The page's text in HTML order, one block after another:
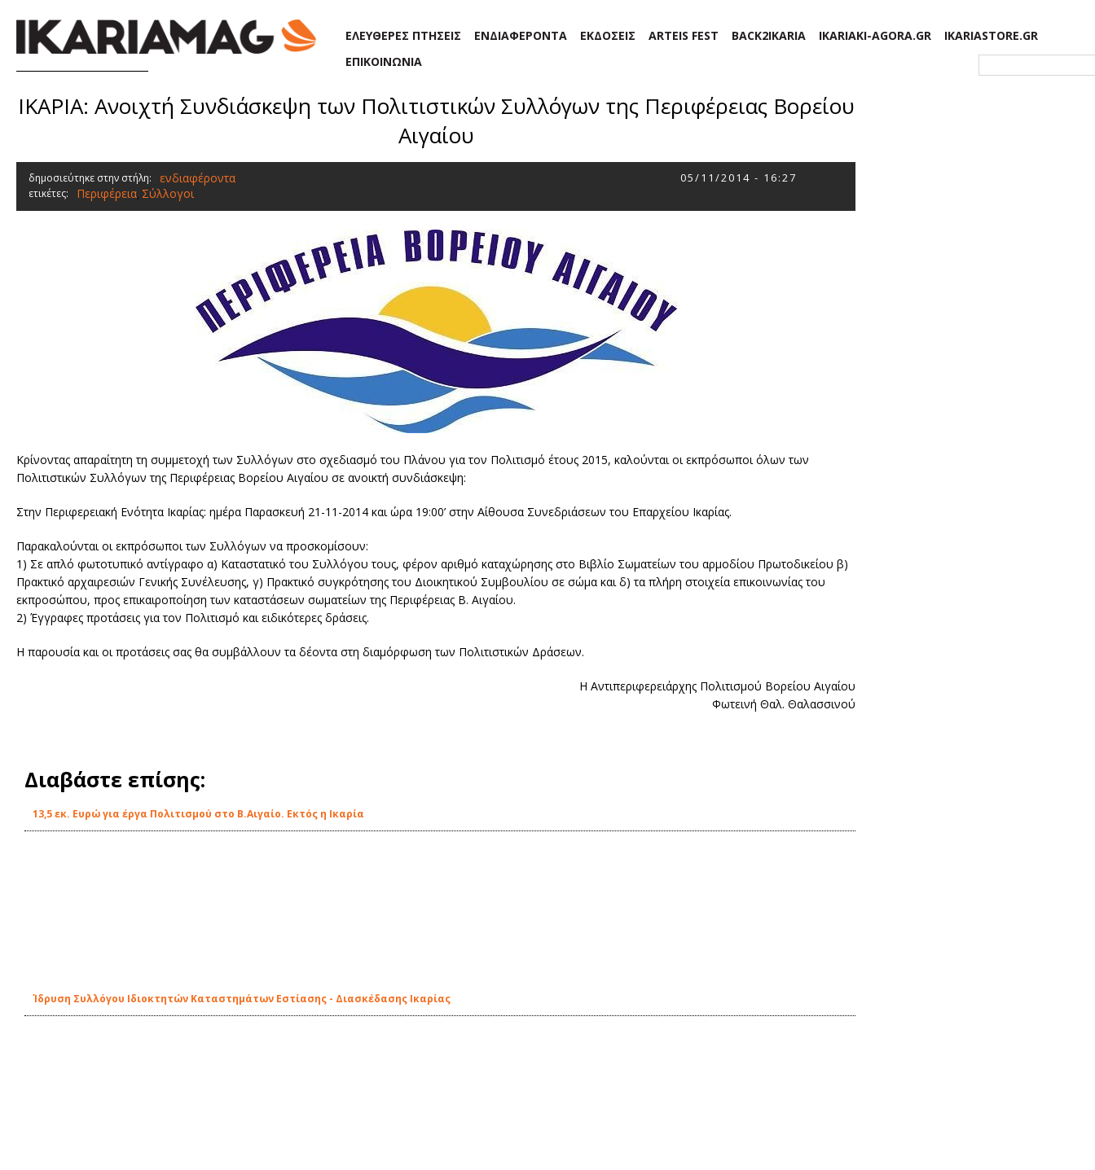
ΕΛΕΥΘΕΡΕΣ ΠΤΗΣΕΙΣ ΕΝΔΙΑΦΕΡΟΝΤΑ ΕΚΔΟΣΕΙΣ ARTEIS FEST BACK2IKARIA IKARIAKI-AGORA.GR
IKARIASTORE.GR
ΕΠΙΚΟΙΝΩΝΙΑ
ΙΚΑΡΙΑ: Ανοιχτή Συνδιάσκεψη των Πολιτιστικών Συλλόγων της Περιφέρειας Βορείου
Αιγαίου
δημοσιεύτηκε στην στήλη: ενδιαφέροντα 05/11/2014 - 16:27
ετικέτες: Περιφέρεια, Σύλλογοι
Κρίνοντας απαραίτητη τη συμμετοχή των Συλλόγων στο σχεδιασμό του Πλάνου για τον Πολιτισμό έτους 2015, καλούνται οι εκπρόσωποι όλων των
Πολιτιστικών Συλλόγων της Περιφέρειας Βορείου Αιγαίου σε ανοικτή συνδιάσκεψη:
Στην Περιφερειακή Ενότητα Ικαρίας: ημέρα Παρασκευή 21-11-2014 και ώρα 19:00’ στην Αίθουσα Συνεδριάσεων του Επαρχείου Ικαρίας.
Παρακαλούνται οι εκπρόσωποι των Συλλόγων να προσκομίσουν:
1) Σε απλό φωτοτυπικό αντίγραφο α) Καταστατικό του Συλλόγου τους, φέρον αριθμό καταχώρησης στο Βιβλίο Σωματείων του αρμοδίου Πρωτοδικείου β)
Πρακτικό αρχαιρεσιών Γενικής Συνέλευσης, γ) Πρακτικό συγκρότησης του Διοικητικού Συμβουλίου σε σώμα και δ) τα πλήρη στοιχεία επικοινωνίας του
εκπροσώπου, προς επικαιροποίηση των καταστάσεων σωματείων της Περιφέρειας Β. Αιγαίου.
2) Έγγραφες προτάσεις για τον Πολιτισμό και ειδικότερες δράσεις.
Η παρουσία και οι προτάσεις σας θα συμβάλλουν τα δέοντα στη διαμόρφωση των Πολιτιστικών Δράσεων.
Η Αντιπεριφερειάρχης Πολιτισμού Βορείου Αιγαίου
Φωτεινή Θαλ. Θαλασσινού
Διαβάστε επίσης:
13,5 εκ. Ευρώ για έργα Πολιτισμού στο Β.Αιγαίο. Εκτός η Ικαρία
Ίδρυση Συλλόγου Ιδιοκτητών Καταστημάτων Εστίασης - Διασκέδασης Ικαρίας